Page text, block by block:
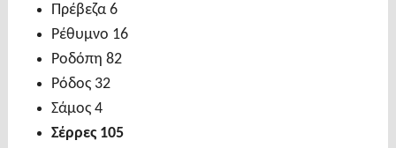
Πρέβεζα 6
Ρέθυμνο 16
Ροδόπη 82
Ρόδος 32
Σάμος 4
Σέρρες 105